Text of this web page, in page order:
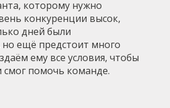
которому нужно
конкуренции высок,
дней были
ещё предстоит много
ему все условия, чтобы
смог помочь команде.